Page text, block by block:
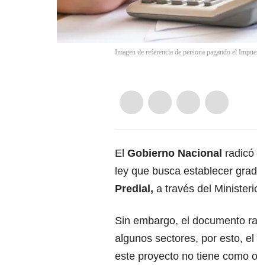
Imagen de referencia de persona pagando el
El Gobierno Nacional radicó
ley que busca establecer
Predial , a través del
Sin embargo, el documento
algunos sectores, por esto, el
este proyecto no tiene como